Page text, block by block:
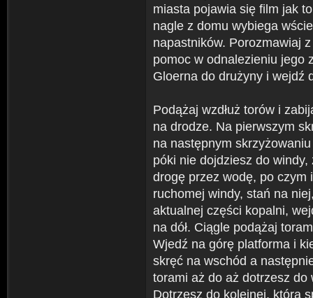
miasta pojawia się film jak
nagle z domu wybiega
napastników. Porozmawiaj
pomoc w odnalezieniu jego
Gloerna do drużyny i wejdź
Podążaj wzdłuż torów i
na drodze. Na pierwszym
na następnym
póki nie dojdziesz do
drogę przez wodę, po czym
ruchomej windy, stań na
aktualnej części kopalni,
na dół. Ciągle podążaj
Wjedź na górę platforma i
skręć na wschód a
torami aż do aż dotrzesz do
Dotrzesz do kolejnej, która